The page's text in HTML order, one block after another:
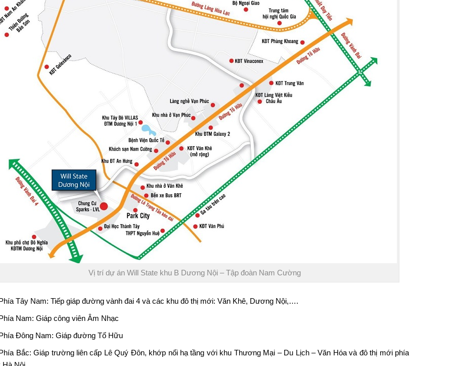
Vị trí dự án Will State khu B Dương Nội – Tập đoàn Nam Cường
Tây Nam: Tiếp giáp đường vành đai 4 và các khu đô thị mới: Văn Khê, Dương Nội,….
Nam: Giáp công viên Âm Nhạc
Đông Nam: Giáp đường Tố Hữu
Bắc: Giáp trường liên cấp Lê Quý Đôn, khớp nối hạ tầng với khu Thương Mại – Du Lịch – Văn Hóa và đô thị mới phía